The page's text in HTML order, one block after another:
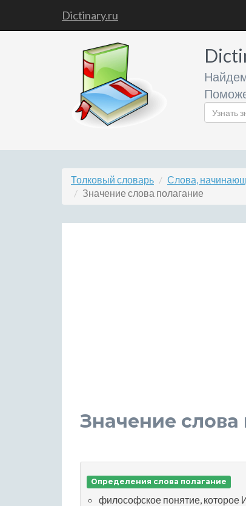
Dictinary.ru
Толковый словарь Слова,
Значение слова полагание
Значение слова
Определения слова полагание
философское понятие, которое